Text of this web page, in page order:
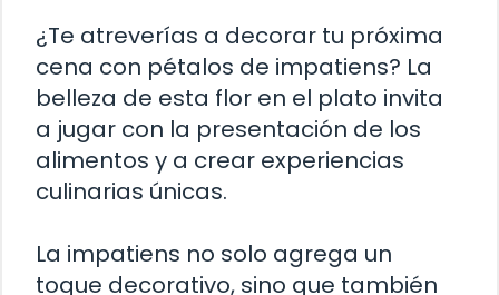
¿Te atreverías a decorar tu próxima
cena con pétalos de impatiens? La
belleza de esta flor en el plato invita
a jugar con la presentación de los
alimentos y a crear experiencias
culinarias únicas.
La impatiens no solo agrega un
toque decorativo, sino que también